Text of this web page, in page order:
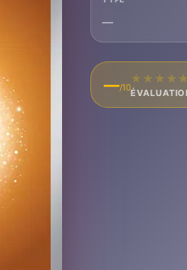
—
—/10
★ ★ ★ ★ ★